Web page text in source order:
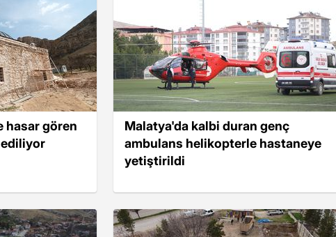
hasar gören
Malatya'da kalbi duran genç
ambulans helikopterle hastaneye
yetiştirildi